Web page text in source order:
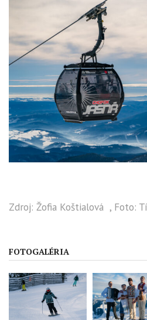
Zdroj: Žofia Koštialová , Foto:
FOTOGALÉRIA